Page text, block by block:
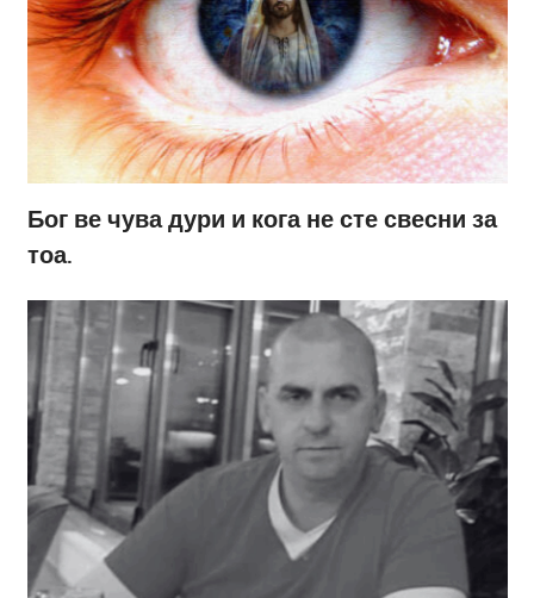
Бог ве чува дури и кога не сте свесни за
тоа.